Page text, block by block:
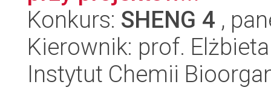
Konkurs: SHENG 4 ,
Kierownik: prof.
Instytut Chemii